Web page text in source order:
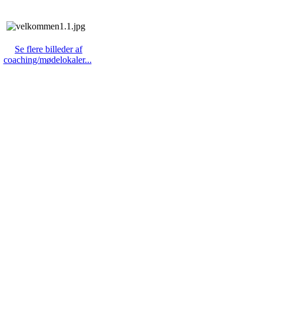
Se flere billeder af
coaching/mødelokaler...